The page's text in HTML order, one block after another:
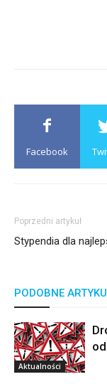
Facebook
Poprzedni artykuł
Stypendia dla
PODOBNE
Aktualności